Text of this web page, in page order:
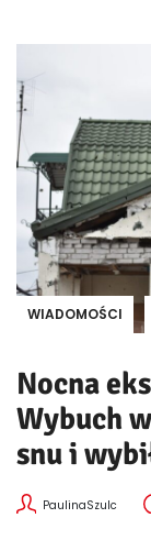
WIADOMOŚCI
Nocna
Wybuch
snu i
PaulinaSzulc